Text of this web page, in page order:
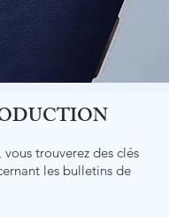
trouverez des clés
les bulletins de